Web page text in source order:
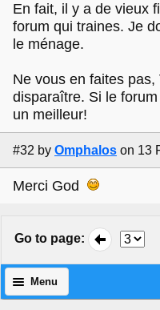
En fait, il y a de vieux
forum qui traines. Je
le ménage.
Ne vous en faites
disparaître. Si le
un meilleur!
#32 by Omphalos on 13
Merci God
Go to page:
Menu